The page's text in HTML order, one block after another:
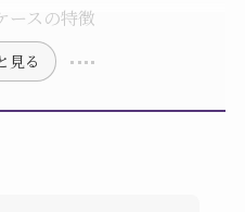
ースの特徴
見る